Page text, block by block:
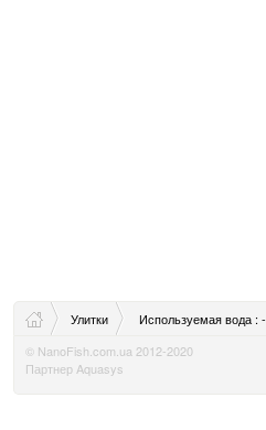
Улитки
Используемая вода : -
© NanoFish.com.ua 2012-2020
Партнер Aquasys